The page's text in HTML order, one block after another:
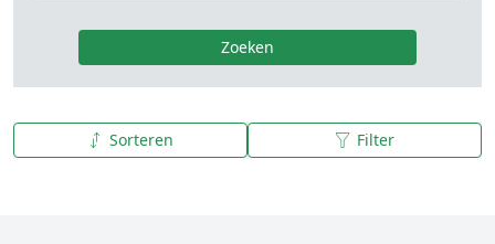
Zoeken
Sorteren Filter
A tot Z